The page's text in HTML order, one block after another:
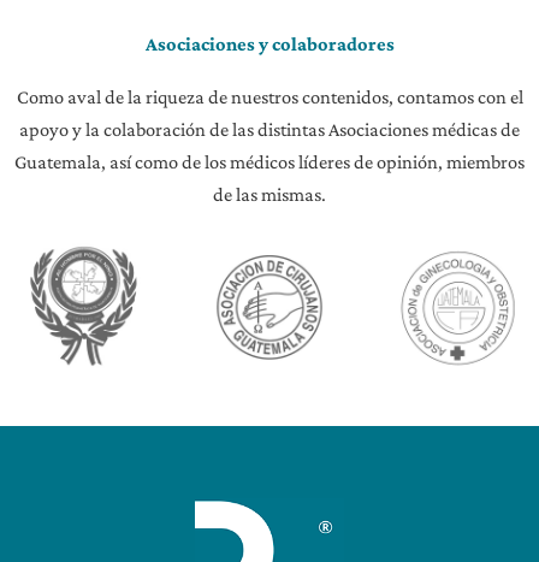
Asociaciones y colaboradores
Como aval de la riqueza de nuestros contenidos, contamos con el
apoyo y la colaboración de las distintas Asociaciones médicas de
Guatemala, así como de los médicos líderes de opinión, miembros
de las mismas.